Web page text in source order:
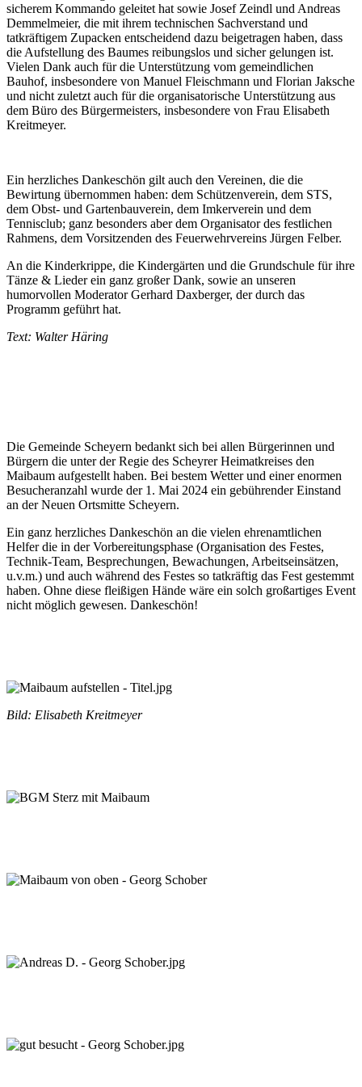
sicherem Kommando geleitet hat sowie Josef Zeindl und Andreas
Demmelmeier, die mit ihrem technischen Sachverstand und
tatkräftigem Zupacken entscheidend dazu beigetragen haben, dass
die Aufstellung des Baumes reibungslos und sicher gelungen ist.
Vielen Dank auch für die Unterstützung vom gemeindlichen
Bauhof, insbesondere von Manuel Fleischmann und Florian Jaksche
und nicht zuletzt auch für die organisatorische Unterstützung aus
dem Büro des Bürgermeisters, insbesondere von Frau Elisabeth
Kreitmeyer.
Ein herzliches Dankeschön gilt auch den Vereinen, die die
Bewirtung übernommen haben: dem Schützenverein, dem STS,
dem Obst- und Gartenbauverein, dem Imkerverein und dem
Tennisclub; ganz besonders aber dem Organisator des festlichen
Rahmens, dem Vorsitzenden des Feuerwehrvereins Jürgen Felber.
An die Kinderkrippe, die Kindergärten und die Grundschule für ihre
Tänze & Lieder ein ganz großer Dank, sowie an unseren
humorvollen Moderator Gerhard Daxberger, der durch das
Programm geführt hat.
Text: Walter Häring
Die Gemeinde Scheyern bedankt sich bei allen Bürgerinnen und
Bürgern die unter der Regie des Scheyrer Heimatkreises den
Maibaum aufgestellt haben. Bei bestem Wetter und einer enormen
Besucheranzahl wurde der 1. Mai 2024 ein gebührender Einstand
an der Neuen Ortsmitte Scheyern.
Ein ganz herzliches Dankeschön an die vielen ehrenamtlichen
Helfer die in der Vorbereitungsphase (Organisation des Festes,
Technik-Team, Besprechungen, Bewachungen, Arbeitseinsätzen,
u.v.m.) und auch während des Festes so tatkräftig das Fest gestemmt
haben. Ohne diese fleißigen Hände wäre ein solch großartiges Event
nicht möglich gewesen. Dankeschön!
Bild: Elisabeth Kreitmeyer